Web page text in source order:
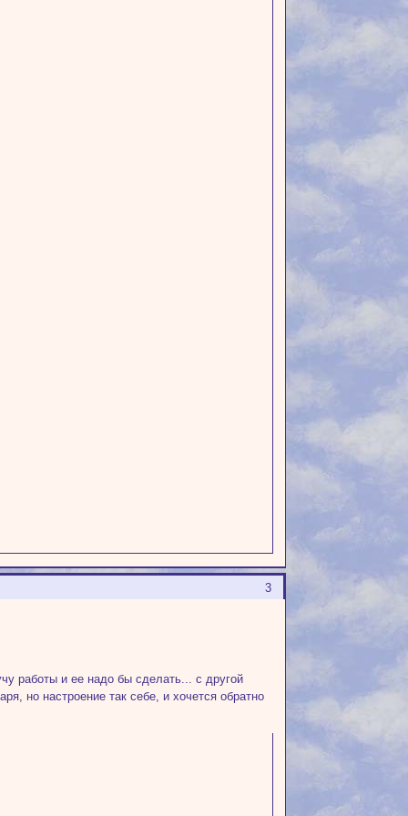
3
работы и ее надо бы сделать... с другой
но настроение так себе, и хочется обратно